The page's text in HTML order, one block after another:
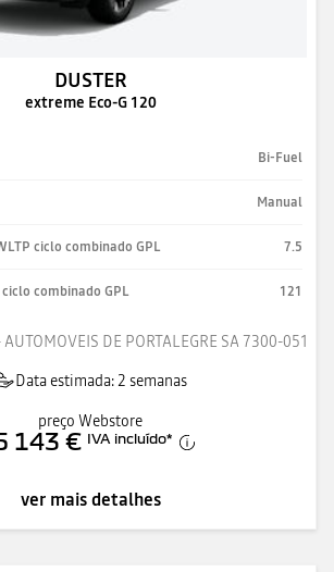
DUSTER
extreme Eco-G 120
Bi-Fuel
Manual
ciclo combinado GPL 7.5
ciclo combinado GPL 121
AUTOMOVEIS DE PORTALEGRE SA 7300-051
Data estimada: 2 semanas
preço Webstore
143 € IVA incluído*
ver mais detalhes